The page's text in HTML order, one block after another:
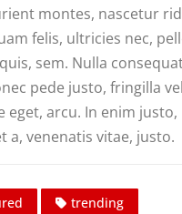
montes, nascetur
felis, ultricies nec,
sem. Nulla
pede justo, fringilla
eget, arcu. In enim
a, venenatis vitae, justo.
trending